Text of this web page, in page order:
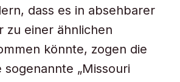
dass es in absehbarer
zu einer ähnlichen
könnte, zogen die
„Missouri